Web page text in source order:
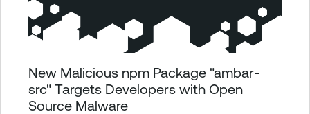
New Malicious npm Package "ambar-
src" Targets Developers with Open
Source Malware